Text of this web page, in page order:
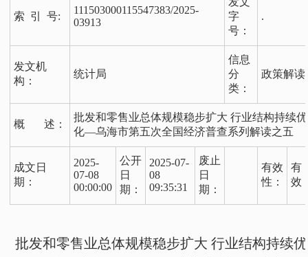
索 引 号:
111503000115547383/2025-
03913
字
号：
.
发文机
构：
统计局
信息
分
类：
政策解读
概 述：
批发和零售业总体规模稳步扩大 行业结构持续优
化—乌海市第五次全国经济普查系列解读之五
成文日
期：
2025-
07-08
00:00:00
公开
日
期：
2025-07-
08
09:35:31
废止
日
期：
有效
性：
有
效
批发和零售业总体规模稳步扩大 行业结构持续优